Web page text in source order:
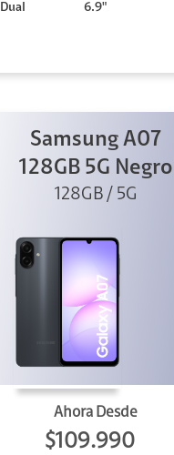
Dual
6.9"
Samsung A07
128GB 5G Negro
128GB / 5G
Ahora Desde
$109.990